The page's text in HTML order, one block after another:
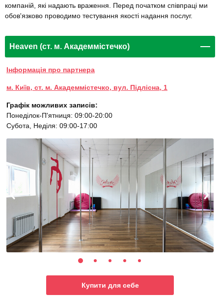
компаній, які надають враження. Перед початком співпраці ми
обов'язково проводимо тестування якості надання послуг.
Heaven (ст. м. Академмістечко)
Інформація про партнера
м. Київ, ст. м. Академмістечко, вул. Підлісна, 1
Графік можливих записів:
Понеділок-П'ятниця: 09:00-20:00
Субота, Неділя: 09:00-17:00
Купити для себе